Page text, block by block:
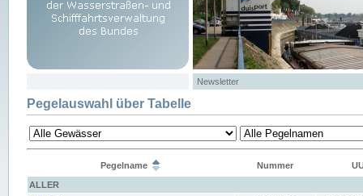
Newsletter
Pegelauswahl über Tabelle
Pegelname Nummer
ALLER